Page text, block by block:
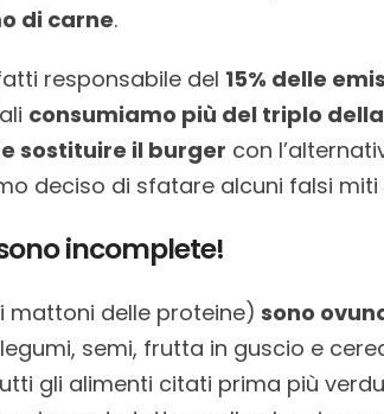
di carne.
responsabile del 15% delle
consumiamo più del triplo
sostituire il burger con
deciso di sfatare alcuni falsi miti
incomplete!
mattoni delle proteine) sono
semi, frutta in guscio e
gli alimenti citati prima più